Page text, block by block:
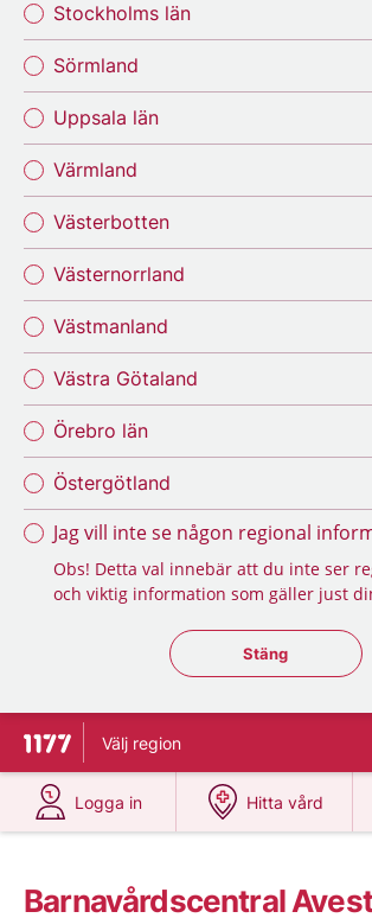
Stockholms län
Sörmland
Uppsala län
Värmland
Västerbotten
Västernorrland
Västmanland
Västra Götaland
Örebro län
Östergötland
Jag vill inte se någon regional
Obs! Detta val innebär att du inte ser
och viktig information som gäller just
Stäng
Stäng
Till startsidan för 1177
Välj region
Logga in
på 1177.se
Hitta vård
på 1177.se
Barnavårdscentral